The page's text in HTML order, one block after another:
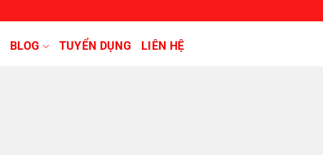
BLOG TUYỂN DỤNG LIÊN HỆ